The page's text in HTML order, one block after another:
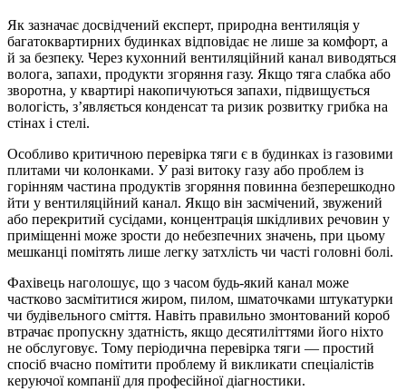
Як зазначає досвідчений експерт, природна вентиляція у
багатоквартирних будинках відповідає не лише за комфорт, а
й за безпеку. Через кухонний вентиляційний канал виводяться
волога, запахи, продукти згоряння газу. Якщо тяга слабка або
зворотна, у квартирі накопичуються запахи, підвищується
вологість, з’являється конденсат та ризик розвитку грибка на
стінах і стелі.
Особливо критичною перевірка тяги є в будинках із газовими
плитами чи колонками. У разі витоку газу або проблем із
горінням частина продуктів згоряння повинна безперешкодно
йти у вентиляційний канал. Якщо він засмічений, звужений
або перекритий сусідами, концентрація шкідливих речовин у
приміщенні може зрости до небезпечних значень, при цьому
мешканці помітять лише легку затхлість чи часті головні болі.
Фахівець наголошує, що з часом будь-який канал може
частково засмітитися жиром, пилом, шматочками штукатурки
чи будівельного сміття. Навіть правильно змонтований короб
втрачає пропускну здатність, якщо десятиліттями його ніхто
не обслуговує. Тому періодична перевірка тяги — простий
спосіб вчасно помітити проблему й викликати спеціалістів
керуючої компанії для професійної діагностики.